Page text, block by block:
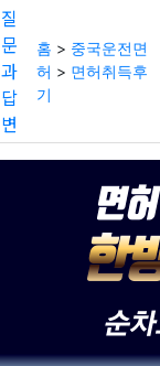
질
문
과
답
변
홈 > 중국운전면
허 > 면허취득후
기